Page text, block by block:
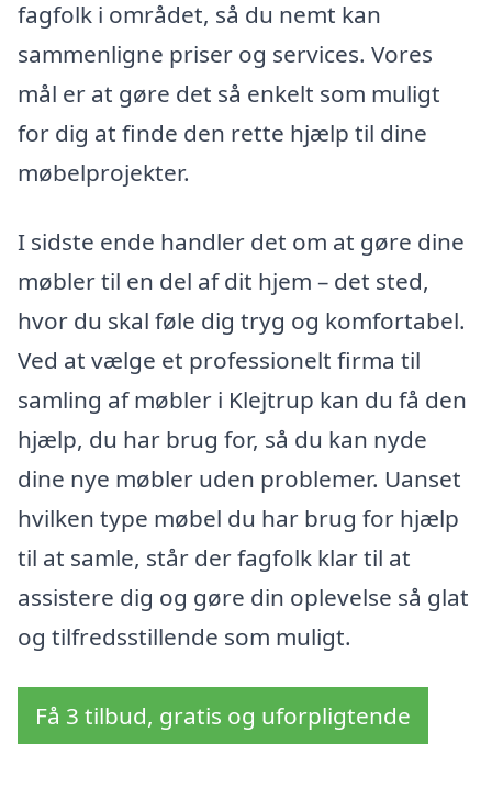
fagfolk i området, så du nemt kan
sammenligne priser og services. Vores
mål er at gøre det så enkelt som muligt
for dig at finde den rette hjælp til dine
møbelprojekter.
I sidste ende handler det om at gøre dine
møbler til en del af dit hjem – det sted,
hvor du skal føle dig tryg og komfortabel.
Ved at vælge et professionelt firma til
samling af møbler i Klejtrup kan du få den
hjælp, du har brug for, så du kan nyde
dine nye møbler uden problemer. Uanset
hvilken type møbel du har brug for hjælp
til at samle, står der fagfolk klar til at
assistere dig og gøre din oplevelse så glat
og tilfredsstillende som muligt.
Få 3 tilbud, gratis og uforpligtende